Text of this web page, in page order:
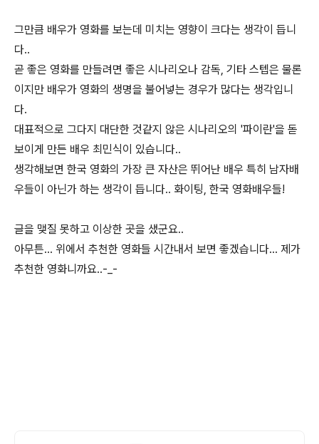
그만큼 배우가 영화를 보는데 미치는 영향이 크다는 생각이 듭니
다..
곧 좋은 영화를 만들려면 좋은 시나리오나 감독, 기타 스텝은 물론
이지만 배우가 영화의 생명을 불어넣는 경우가 많다는 생각입니
다.
대표적으로 그다지 대단한 것같지 않은 시나리오의 '파이란'을 돋
보이게 만든 배우 최민식이 있습니다..
생각해보면 한국 영화의 가장 큰 자산은 뛰어난 배우 특히 남자배
우들이 아닌가 하는 생각이 듭니다.. 화이팅, 한국 영화배우들!
글을 맺질 못하고 이상한 곳을 샜군요..
아무튼... 위에서 추천한 영화들 시간내서 보면 좋겠습니다... 제가
추천한 영화니까요..-_-